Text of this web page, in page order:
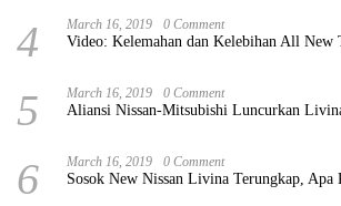
4 March 16, 2019 0 Comment
Video: Kelemahan dan Kelebihan All New
5 March 16, 2019 0 Comment
Aliansi Nissan-Mitsubishi Luncurkan
6 March 16, 2019 0 Comment
Sosok New Nissan Livina Terungkap, Apa